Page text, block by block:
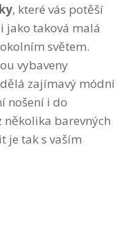
, které vás potěší
jako taková malá
světem.
vybaveny
zajímavý módní
nošení i do
několika barevných
je tak s vaším